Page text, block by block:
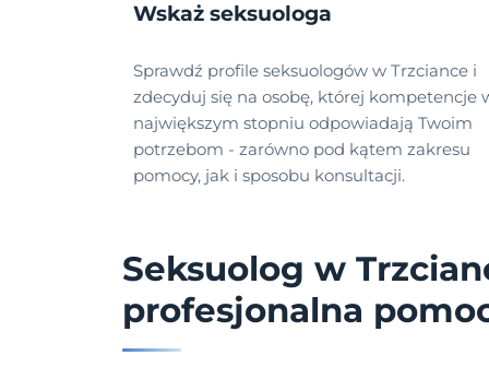
Wskaż seksuologa
Sprawdź profile seksuologów w Trzciance i
zdecyduj się na osobę, której kompetencje
największym stopniu odpowiadają Twoim
potrzebom - zarówno pod kątem zakresu
pomocy, jak i sposobu konsultacji.
Seksuolog w
profesjonalna